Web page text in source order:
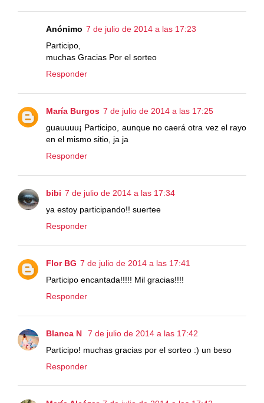
Anónimo 7 de julio de 2014 a las 17:23
Participo,
muchas Gracias Por el sorteo
Responder
María Burgos 7 de julio de 2014 a las 17:25
guauuuu¡ Participo, aunque no caerá otra vez el rayo
en el mismo sitio, ja ja
Responder
bibi 7 de julio de 2014 a las 17:34
ya estoy participando!! suertee
Responder
Flor BG 7 de julio de 2014 a las 17:41
Participo encantada!!!!! Mil gracias!!!!
Responder
Blanca N
7 de julio de 2014 a las 17:42
Participo! muchas gracias por el sorteo :) un beso
Responder